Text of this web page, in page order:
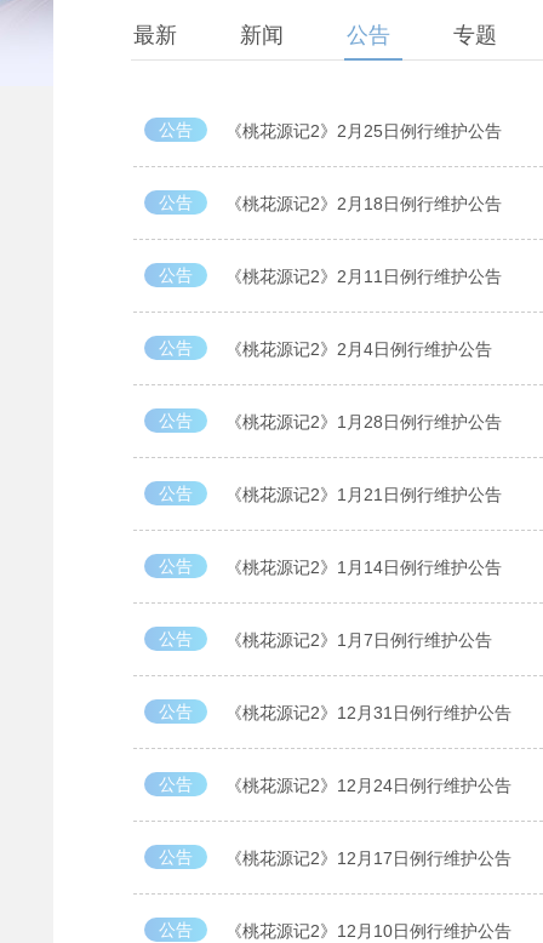
最新 新闻 公告 专题
公告 《桃花源记2》2月25日例行维护公告
公告 《桃花源记2》2月18日例行维护公告
公告 《桃花源记2》2月11日例行维护公告
公告 《桃花源记2》2月4日例行维护公告
公告 《桃花源记2》1月28日例行维护公告
公告 《桃花源记2》1月21日例行维护公告
公告 《桃花源记2》1月14日例行维护公告
公告 《桃花源记2》1月7日例行维护公告
公告 《桃花源记2》12月31日例行维护公告
公告 《桃花源记2》12月24日例行维护公告
公告 《桃花源记2》12月17日例行维护公告
公告 《桃花源记2》12月10日例行维护公告